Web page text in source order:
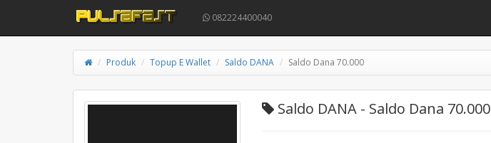
082224400040
Produk Topup E Wallet Saldo DANA Saldo Dana 70.000
Saldo DANA - Saldo Dana 70.000